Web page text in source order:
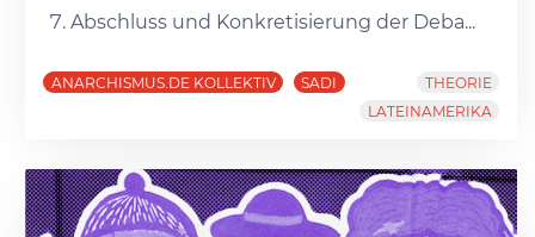
Abschluss und Konkretisierung der Deba...
ANARCHISMUS.DE KOLLEKTIV SADI
THEORIE
LATEINAMERIKA